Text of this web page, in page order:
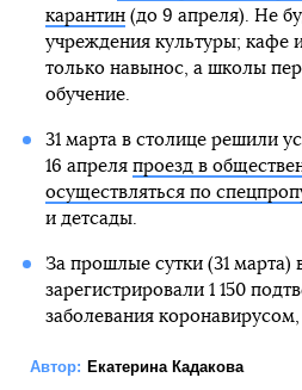
карантин(до 9 апреля). Не
учреждения культуры; кафе
только навынос, а школы
обучение.
31 марта в столице решили
16 апреля проезд в
осуществляться по
и детсады.
За прошлые сутки (31 марта)
зарегистрировали 1 150
заболевания
Автор: Екатерина Кадакова